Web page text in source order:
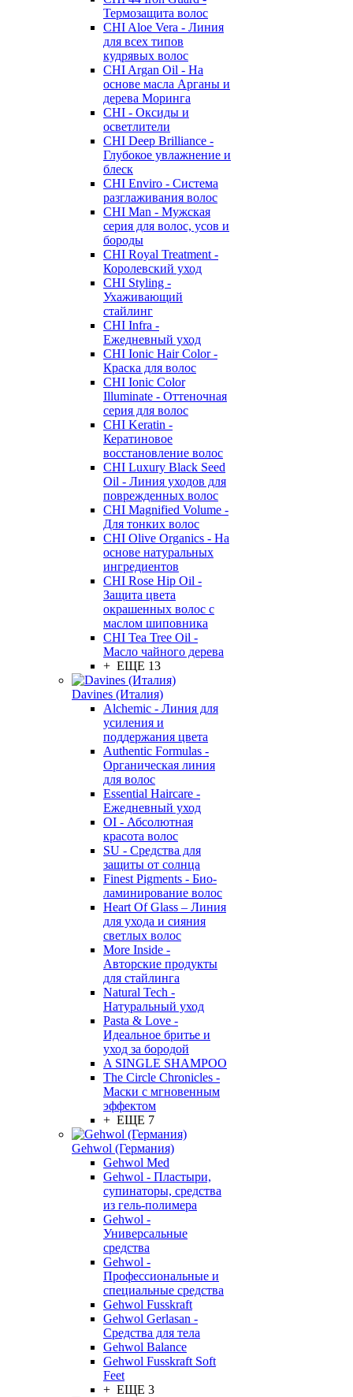
Термозащита волос
CHI Aloe Vera - Линия
для всех типов
кудрявых волос
CHI Argan Oil - На
основе масла Арганы и
дерева Моринга
CHI - Оксиды и
осветлители
CHI Deep Brilliance -
Глубокое увлажнение и
блеск
CHI Enviro - Система
разглаживания волос
CHI Man - Мужская
серия для волос, усов и
бороды
CHI Royal Treatment -
Королевский уход
CHI Styling -
Ухаживающий
стайлинг
CHI Infra -
Ежедневный уход
CHI Ionic Hair Color -
Краска для волос
CHI Ionic Color
Illuminate - Оттеночная
серия для волос
CHI Keratin -
Кератиновое
восстановление волос
CHI Luxury Black Seed
Oil - Линия уходов для
поврежденных волос
CHI Magnified Volume -
Для тонких волос
CHI Olive Organics - На
основе натуральных
ингредиентов
CHI Rose Hip Oil -
Защита цвета
окрашенных волос с
маслом шиповника
CHI Tea Tree Oil -
Масло чайного дерева
+ ЕЩЕ 13
Davines (Италия)
Alchemic - Линия для
усиления и
поддержания цвета
Authentic Formulas -
Органическая линия
для волос
Essential Haircare -
Eжедневный уход
OI - Абсолютная
красота волос
SU - Средства для
защиты от солнца
Finest Pigments - Био-
ламинирование волос
Heart Of Glass – Линия
для ухода и сияния
светлых волос
More Inside -
Авторские продукты
для стайлинга
Natural Tech -
Натуральный уход
Pasta & Love -
Идеальное бритье и
уход за бородой
A SINGLE SHAMPOO
The Circle Chronicles -
Маски с мгновенным
эффектом
+ ЕЩЕ 7
Gehwol (Германия)
Gehwol Med
Gehwol - Пластыри,
супинаторы, средства
из гель-полимера
Gehwol -
Универсальные
средства
Gehwol -
Профессиональные и
специальные средства
Gehwol Fusskraft
Gehwol Gerlasan -
Средства для тела
Gehwol Balance
Gehwol Fusskraft Soft
Feet
+ ЕЩЕ 3